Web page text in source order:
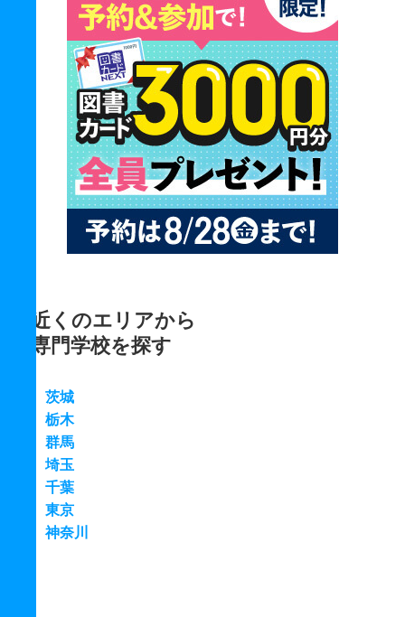
近くのエリアから
専門学校を探す
茨城
栃木
群馬
埼玉
千葉
東京
神奈川